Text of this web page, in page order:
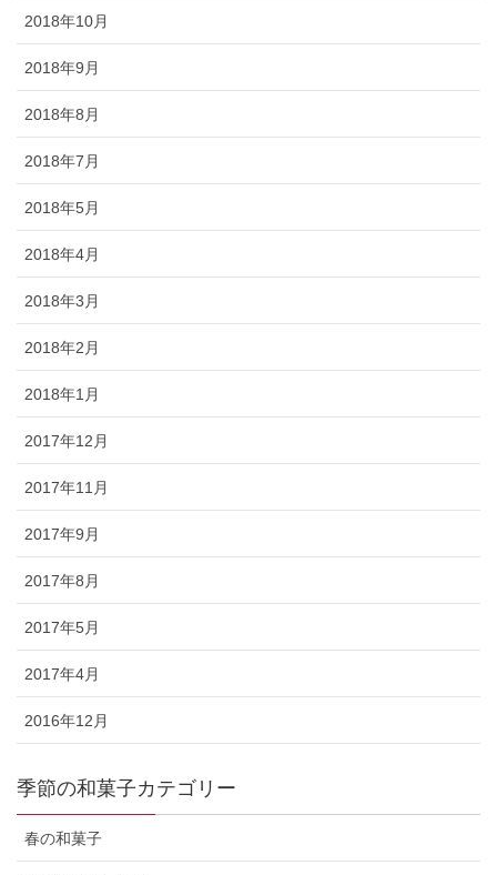
2018年10月
2018年9月
2018年8月
2018年7月
2018年5月
2018年4月
2018年3月
2018年2月
2018年1月
2017年12月
2017年11月
2017年9月
2017年8月
2017年5月
2017年4月
2016年12月
季節の和菓子カテゴリー
春の和菓子